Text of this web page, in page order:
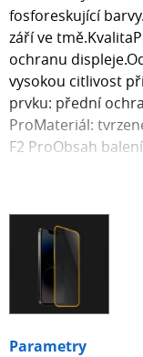
fosforeskující
září ve
ochranu
vysokou citlivost
prvku: přední
ProMateriál:
F2 ProObsah
aplikaci skla na
být ilustrativní.
Parametry